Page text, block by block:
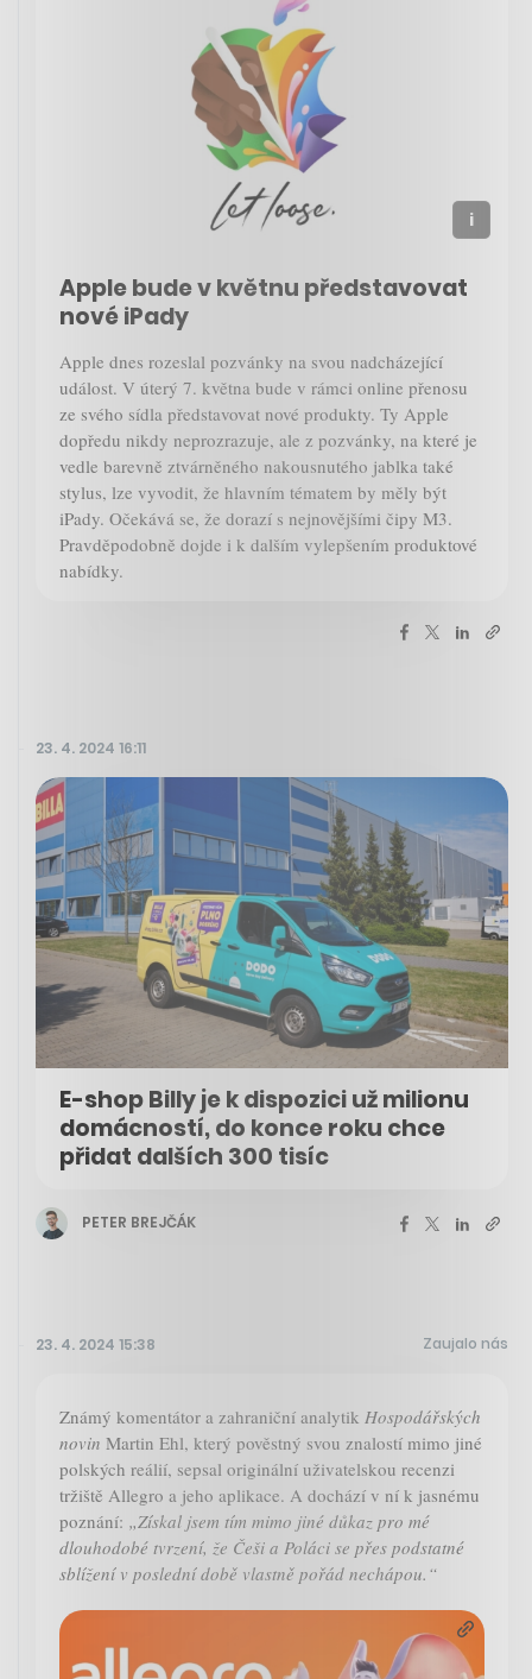
Apple bude v květnu představovat
nové iPady
Apple dnes rozeslal pozvánky na svou nadcházející
událost. V úterý 7. května bude v rámci online přenosu
ze svého sídla představovat nové produkty. Ty Apple
dopředu nikdy neprozrazuje, ale z pozvánky, na které je
vedle barevně ztvárněného nakousnutého jablka také
stylus, lze vyvodit, že hlavním tématem by měly být
iPady. Očekává se, že dorazí s nejnovějšími čipy M3.
Pravděpodobně dojde i k dalším vylepšením produktové
nabídky.
23. 4. 2024 16:11
E-shop Billy je k dispozici už milionu
domácností, do konce roku chce
přidat dalších 300 tisíc
PETER BREJČÁK
23. 4. 2024 15:38 Zaujalo nás
Známý komentátor a zahraniční analytik Hospodářských
novin Martin Ehl, který pověstný svou znalostí mimo jiné
polských reálií, sepsal originální uživatelskou recenzi
tržiště Allegro a jeho aplikace. A dochází v ní k jasnému
poznání: „Získal jsem tím mimo jiné důkaz pro mé
dlouhodobé tvrzení, že Češi a Poláci se přes podstatné
sblížení v poslední době vlastně pořád nechápou.“